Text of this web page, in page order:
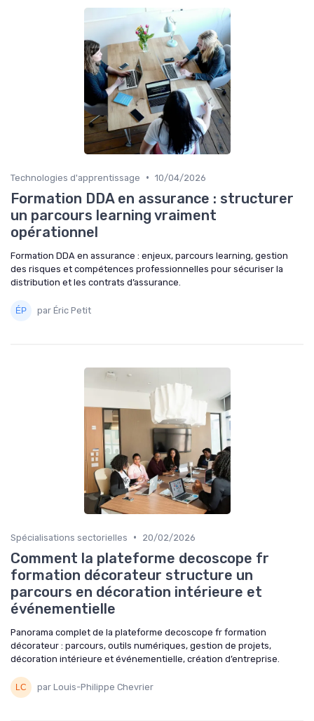
Technologies d'apprentissage • 10/04/2026
Formation DDA en assurance : structurer
un parcours learning vraiment
opérationnel
Formation DDA en assurance : enjeux, parcours learning, gestion
des risques et compétences professionnelles pour sécuriser la
distribution et les contrats d’assurance.
par Éric Petit
Spécialisations sectorielles • 20/02/2026
Comment la plateforme decoscope fr
formation décorateur structure un
parcours en décoration intérieure et
événementielle
Panorama complet de la plateforme decoscope fr formation
décorateur : parcours, outils numériques, gestion de projets,
décoration intérieure et événementielle, création d’entreprise.
par Louis-Philippe Chevrier